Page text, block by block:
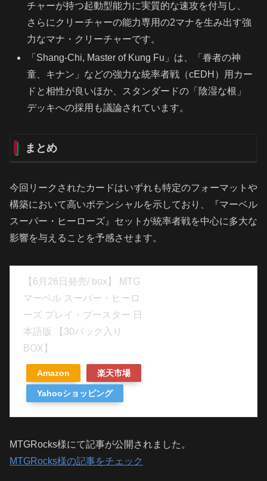
チャーが持つ起動型能力に実質的な速攻を付与し、
さらにクリーチャーの能力専用の2マナを生み出す強
力なマナ・クリーチャーです。
「Shang-Chi, Master of Kung Fu」は、「眷者の神
童、キナン」などの強力な統率者戦（cEDH）用カー
ドと相性が良いほか、スタンダードの「陰湿な根」
デッキへの採用も議論されています。
まとめ
今回リークされたカードはいずれも特定のフォーマットや
構築において高いポテンシャルを示しており、『マーベル
スーパー・ヒーローズ』セットが統率者戦を中心に多大な
影響を与えることを予感させます。
【6月26日発売/ box】 MTG
マーベル スーパー・ヒーロ
ーズ プレイ・ブースター 日
本語版 【30パック入り
BOX】
Amazon 楽天市場
Yahooショッピング
MTGRocks様にて記事が公開されました。
MTGRocks様の記事をチェック